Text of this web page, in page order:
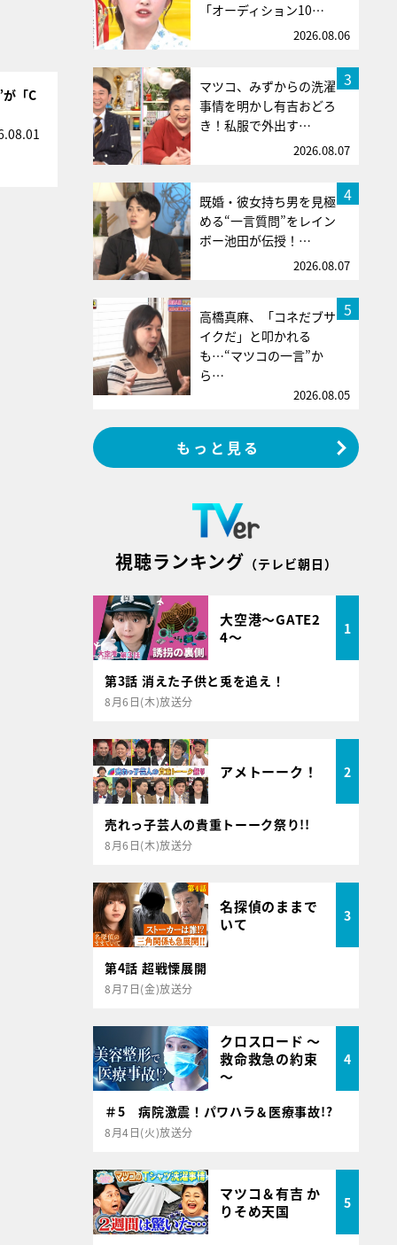
「C
「オーディション10…
2026.08.06
3
マツコ、みずからの洗濯
事情を明かし有吉おどろ
き！私服で外出す…
2026.08.07
4
既婚・彼女持ち男を見極
める“一言質問”をレイン
ボー池田が伝授！…
2026.08.07
5
高橋真麻、「コネだブサ
イクだ」と叩かれる
も…“マツコの一言”か
ら…
2026.08.05
もっと見る
視聴ランキング （テレビ朝日）
大空港～GATE2
4～
1
第3話 消えた子供と兎を追え！
8月6日(木)放送分
アメトーーク！ 2
売れっ子芸人の貴重トーーク祭り!!
8月6日(木)放送分
名探偵のままで
いて
3
第4話 超戦慄展開
8月7日(金)放送分
クロスロード ～
救命救急の約束
～
4
＃5 病院激震！パワハラ＆医療事故!?
8月4日(火)放送分
マツコ＆有吉 か
りそめ天国
5